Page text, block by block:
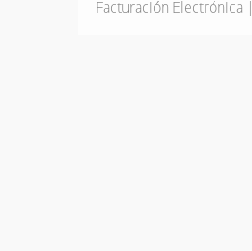
Facturación Electrónica |